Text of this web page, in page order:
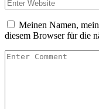
Meinen Namen,
diesem Browser für die